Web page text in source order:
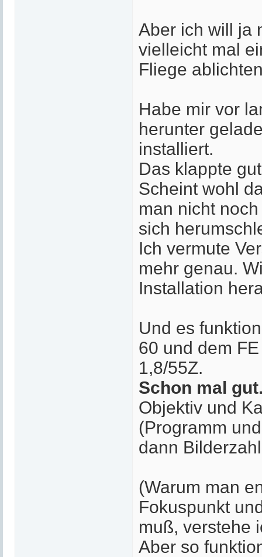
Aber ich will ja
vielleicht mal
Fliege
Habe mir vor
herunter
installiert.
Das klappte
Scheint wohl
man nicht
sich
Ich vermute
mehr genau.
Installation
Und es
60 und dem
1,8/55Z.
Schon mal
Objektiv und
(Programm
dann
(Warum man
Fokuspunkt
muß, verstehe
Aber so